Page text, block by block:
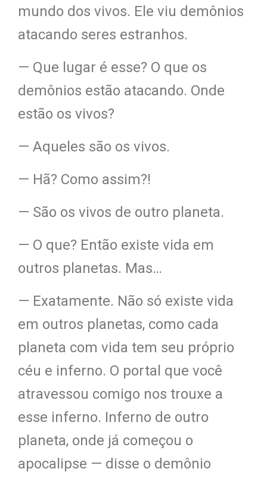
mundo dos vivos. Ele viu demônios
atacando seres estranhos.
— Que lugar é esse? O que os
demônios estão atacando. Onde
estão os vivos?
— Aqueles são os vivos.
— Hã? Como assim?!
— São os vivos de outro planeta.
— O que? Então existe vida em
outros planetas. Mas…
— Exatamente. Não só existe vida
em outros planetas, como cada
planeta com vida tem seu próprio
céu e inferno. O portal que você
atravessou comigo nos trouxe a
esse inferno. Inferno de outro
planeta, onde já começou o
apocalipse — disse o demônio